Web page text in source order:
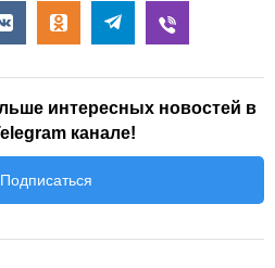
интересных новостей в
канале!
Подписаться